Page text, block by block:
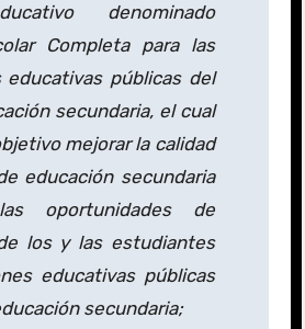
denominado
Completa para las
públicas del
secundaria, el cual
mejorar la calidad
educación secundaria
oportunidades de
los y las estudiantes
educativas públicas
secundaria;